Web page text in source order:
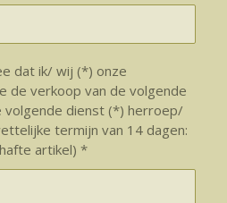
dat ik/ wij (*) onze
de verkoop van de volgende
volgende dienst (*) herroep/
termijn van 14 dagen:
artikel) *